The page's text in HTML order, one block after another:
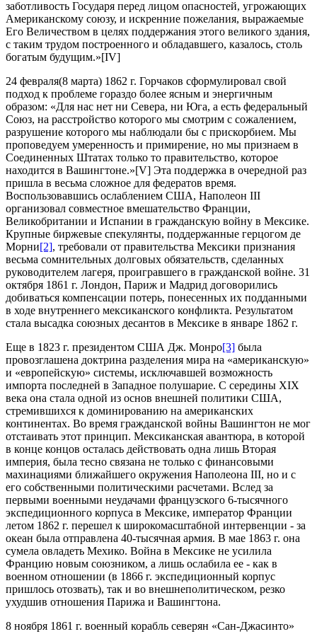
заботливость Государя перед лицом опасностей, угрожающих
Американскому союзу, и искренние пожелания, выражаемые
Его Величеством в целях поддержания этого великого здания,
с таким трудом построенного и обладавшего, казалось, столь
богатым будущим.»[IV]
24 февраля(8 марта) 1862 г. Горчаков сформулировал свой
подход к проблеме гораздо более ясным и энергичным
образом: «Для нас нет ни Севера, ни Юга, а есть федеральный
Союз, на расстройство которого мы смотрим с сожалением,
разрушение которого мы наблюдали бы с прискорбием. Мы
проповедуем умеренность и примирение, но мы признаем в
Соединенных Штатах только то правительство, которое
находится в Вашингтоне.»[V] Эта поддержка в очередной раз
пришла в весьма сложное для федератов время.
Воспользовавшись ослаблением США, Наполеон III
организовал совместное вмешательство Франции,
Великобритании и Испании в гражданскую войну в Мексике.
Крупные биржевые спекулянты, поддержанные герцогом де
Морни[2], требовали от правительства Мексики признания
весьма сомнительных долговых обязательств, сделанных
руководителем лагеря, проигравшего в гражданской войне. 31
октября 1861 г. Лондон, Париж и Мадрид договорились
добиваться компенсации потерь, понесенных их подданными
в ходе внутреннего мексиканского конфликта. Результатом
стала высадка союзных десантов в Мексике в январе 1862 г.
Еще в 1823 г. президентом США Дж. Монро[3] была
провозглашена доктрина разделения мира на «американскую»
и «европейскую» системы, исключавшей возможность
импорта последней в Западное полушарие. С середины XIX
века она стала одной из основ внешней политики США,
стремившихся к доминированию на американских
континентах. Во время гражданской войны Вашингтон не мог
отстаивать этот принцип. Мексиканская авантюра, в которой
в конце концов осталась действовать одна лишь Вторая
империя, была тесно связана не только с финансовыми
махинациями ближайшего окружения Наполеона III, но и с
его собственными политическими расчетами. Вслед за
первыми военными неудачами французского 6-тысячного
экспедиционного корпуса в Мексике, император Франции
летом 1862 г. перешел к широкомасштабной интервенции - за
океан была отправлена 40-тысячная армия. В мае 1863 г. она
сумела овладеть Мехико. Война в Мексике не усилила
Францию новым союзником, а лишь ослабила ее - как в
военном отношении (в 1866 г. экспедиционный корпус
пришлось отозвать), так и во внешнеполитическом, резко
ухудшив отношения Парижа и Вашингтона.
8 ноября 1861 г. военный корабль северян «Сан-Джасинто»